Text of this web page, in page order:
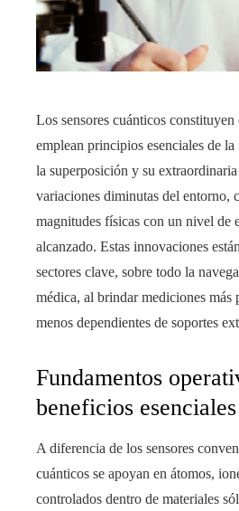
Los sensores cuánticos
emplean principios esenciales de
la superposición y su
variaciones diminutas del entorno,
magnitudes físicas con un nivel de
alcanzado. Estas innovaciones
sectores clave, sobre todo la
médica, al brindar mediciones más
menos dependientes de soportes
Fundamentos
beneficios esenciales
A diferencia de los sensores
cuánticos se apoyan en átomos,
controlados dentro de materiales